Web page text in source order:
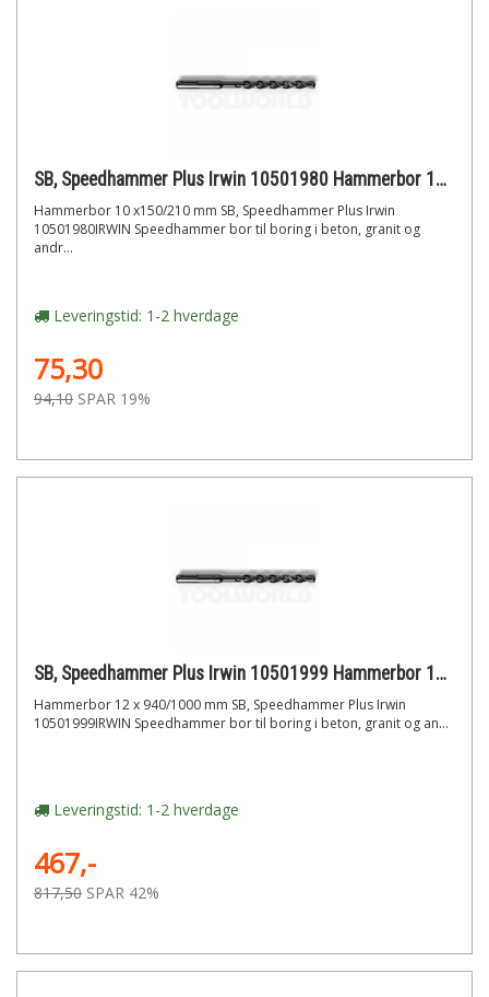
SB, Speedhammer Plus Irwin 10501980 Hammerbor 10 x150/210 mm
Hammerbor 10 x150/210 mm SB, Speedhammer Plus Irwin
10501980IRWIN Speedhammer bor til boring i beton, granit og
andr...
Leveringstid: 1-2 hverdage
75,30
94,10 SPAR 19%
SB, Speedhammer Plus Irwin 10501999 Hammerbor 12 x 940/1000 mm
Hammerbor 12 x 940/1000 mm SB, Speedhammer Plus Irwin
10501999IRWIN Speedhammer bor til boring i beton, granit og an...
Leveringstid: 1-2 hverdage
467,-
817,50 SPAR 42%